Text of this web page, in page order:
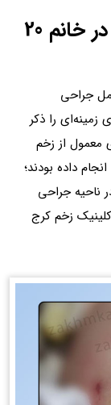
عکس نکروز بخیه ماموپلاستی در خانم 20
۱۴۰۳/۰۸/۲۰ تحت عمل جراحی
زمینه‌ای را ذکر
معمول از زخم
داده بودند؛
در ناحیه جراحی
زخم کرج